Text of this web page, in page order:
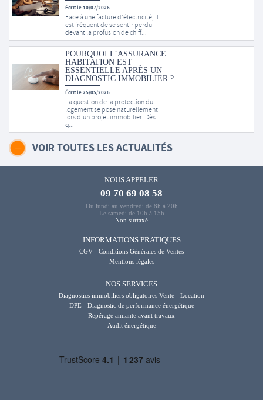
Écrit le 10/07/2026
Face à une facture d’électricité, il
est fréquent de se sentir perdu
devant la profusion de chiff...
POURQUOI L’ASSURANCE
HABITATION EST
ESSENTIELLE APRÈS UN
DIAGNOSTIC IMMOBILIER ?
Écrit le 25/05/2026
La question de la protection du
logement se pose naturellement
lors d’un projet immobilier. Dès
q...
VOIR TOUTES LES ACTUALITÉS
NOUS APPELER
09 70 69 08 58
Du lundi au vendredi de 8h à 20h
Le samedi de 10h à 15h
Non surtaxé
INFORMATIONS PRATIQUES
CGV - Conditions Générales de Ventes
Mentions légales
NOS SERVICES
Diagnostics immobiliers obligatoires Vente - Location
DPE - Diagnostic de performance énergétique
Repérage amiante avant travaux
Audit énergétique